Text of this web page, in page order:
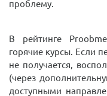
проблему.
В рейтинге
горячие курсы. Если
не получается,
(через
доступными